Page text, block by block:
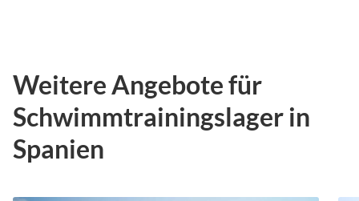
Weitere Angebote für
Schwimmtrainingslager in
Spanien